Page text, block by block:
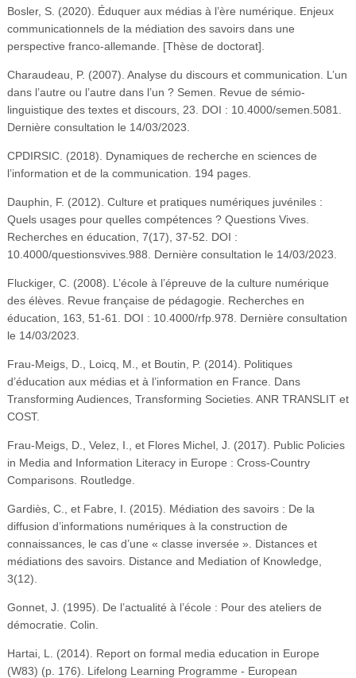
Bosler, S. (2020). Éduquer aux médias à l’ère numérique. Enjeux
communicationnels de la médiation des savoirs dans une
perspective franco-allemande. [Thèse de doctorat].
Charaudeau, P. (2007). Analyse du discours et communication. L’un
dans l’autre ou l’autre dans l’un ? Semen. Revue de sémio-
linguistique des textes et discours, 23. DOI : 10.4000/semen.5081.
Dernière consultation le 14/03/2023.
CPDIRSIC. (2018). Dynamiques de recherche en sciences de
l’information et de la communication. 194 pages.
Dauphin, F. (2012). Culture et pratiques numériques juvéniles :
Quels usages pour quelles compétences ? Questions Vives.
Recherches en éducation, 7(17), 37-52. DOI :
10.4000/questionsvives.988. Dernière consultation le 14/03/2023.
Fluckiger, C. (2008). L’école à l’épreuve de la culture numérique
des élèves. Revue française de pédagogie. Recherches en
éducation, 163, 51-61. DOI : 10.4000/rfp.978. Dernière consultation
le 14/03/2023.
Frau-Meigs, D., Loicq, M., et Boutin, P. (2014). Politiques
d’éducation aux médias et à l’information en France. Dans
Transforming Audiences, Transforming Societies. ANR TRANSLIT et
COST.
Frau-Meigs, D., Velez, I., et Flores Michel, J. (2017). Public Policies
in Media and Information Literacy in Europe : Cross-Country
Comparisons. Routledge.
Gardiès, C., et Fabre, I. (2015). Médiation des savoirs : De la
diffusion d’informations numériques à la construction de
connaissances, le cas d’une « classe inversée ». Distances et
médiations des savoirs. Distance and Mediation of Knowledge,
3(12).
Gonnet, J. (1995). De l’actualité à l’école : Pour des ateliers de
démocratie. Colin.
Hartai, L. (2014). Report on formal media education in Europe
(W83) (p. 176). Lifelong Learning Programme - European